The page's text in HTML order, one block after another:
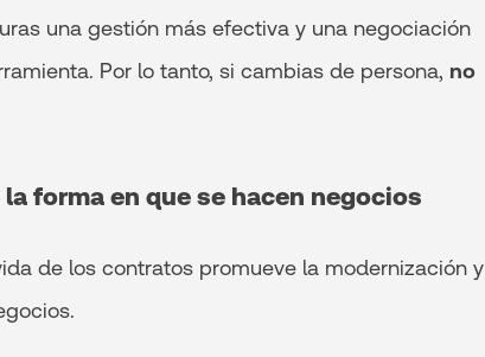
una gestión más efectiva y una negociación
Por lo tanto, si cambias de persona, no
forma en que se hacen negocios
de los contratos promueve la modernización y